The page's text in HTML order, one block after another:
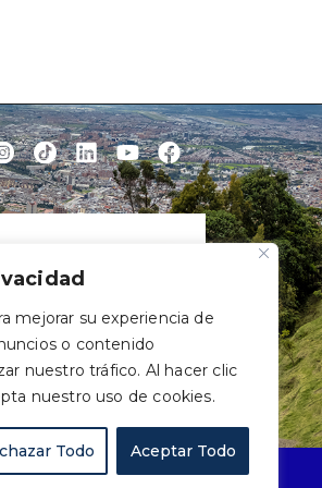
mejorar su experiencia de
o contenido
nuestro tráfico. Al hacer clic
nuestro uso de cookies.
Todo Aceptar Todo